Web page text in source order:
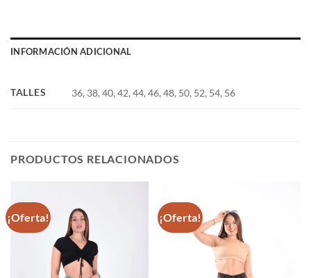
INFORMACIÓN ADICIONAL
TALLES 36, 38, 40, 42, 44, 46, 48, 50, 52, 54, 56
PRODUCTOS RELACIONADOS
¡Oferta! ¡Oferta!